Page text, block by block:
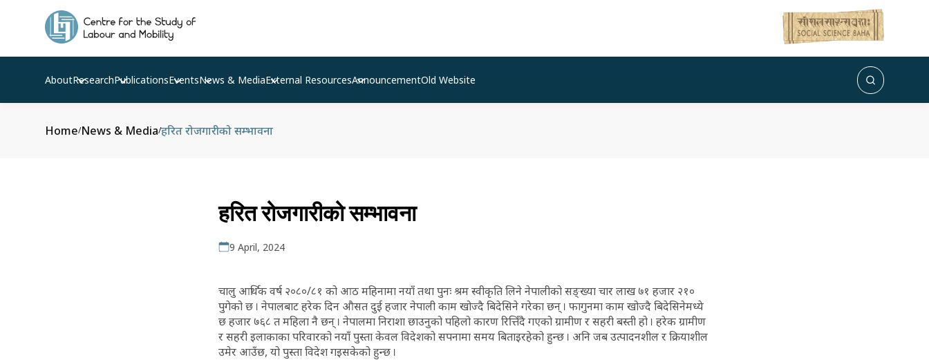
AboutResearchPublicationsEventsNews & MediaExternal ResourcesAnnouncementOld Website
Home/News & Media/हरित रोजगारीको सम्भावना
हरित रोजगारीको सम्भावना
9 April, 2024
चालु आर्थिक वर्ष २०८०/८१ को आठ महिनामा नयाँ तथा पुनः श्रम स्वीकृति लिने नेपालीको सङ्ख्या चार लाख ७१ हजार २१०
पुगेको छ । नेपालबाट हरेक दिन औसत दुई हजार नेपाली काम खोज्दै बिदेसिने गरेका छन् । फागुनमा काम खोज्दै बिदेसिनेमध्ये
छ हजार ७६८ त महिला नै छन् । नेपालमा निराशा छाउनुको पहिलो कारण रित्तिँदै गएको ग्रामीण र सहरी बस्ती हो । हरेक ग्रामीण
र सहरी इलाकाका परिवारको नयाँ पुस्ता केवल विदेशको सपनामा समय बिताइरहेको हुन्छ । अनि जब उत्पादनशील र क्रियाशील
उमेर आउँछ, यो पुस्ता विदेश गइसकेको हुन्छ ।